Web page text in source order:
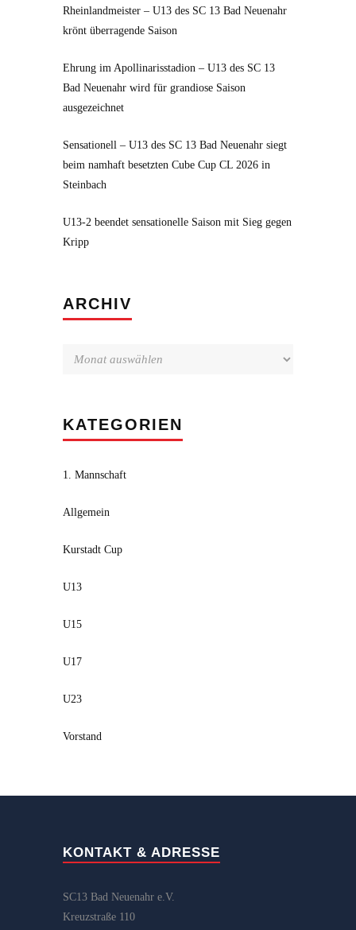
Rheinlandmeister – U13 des SC 13 Bad Neuenahr
krönt überragende Saison
Ehrung im Apollinarisstadion – U13 des SC 13
Bad Neuenahr wird für grandiose Saison
ausgezeichnet
Sensationell – U13 des SC 13 Bad Neuenahr siegt
beim namhaft besetzten Cube Cup CL 2026 in
Steinbach
U13-2 beendet sensationelle Saison mit Sieg gegen
Kripp
ARCHIV
KATEGORIEN
1. Mannschaft
Allgemein
Kurstadt Cup
U13
U15
U17
U23
Vorstand
KONTAKT & ADRESSE
SC13 Bad Neuenahr e.V.
Kreuzstraße 110